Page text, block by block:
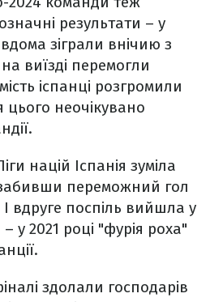
результати – у
зіграли внічию з
виїзді перемогли
іспанці розгромили
цього неочікувано
націй Іспанія зуміла
переможний гол
вдруге поспіль вийшла у
у 2021 році "фурія роха"
здолали господарів